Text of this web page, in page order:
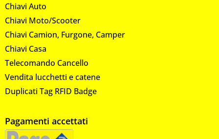
Chiavi Auto
Chiavi Moto/Scooter
Chiavi Camion, Furgone, Camper
Chiavi Casa
Telecomando Cancello
Vendita lucchetti e catene
Duplicati Tag RFID Badge
Pagamenti accettati